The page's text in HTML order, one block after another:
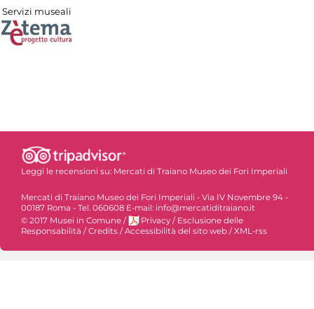
Servizi museali
Leggi le recensioni su: Mercati di Traiano Museo dei Fori Imperiali
Mercati di Traiano Museo dei Fori Imperiali - Via IV Novembre 94 -
00187 Roma - Tel. 060608 E-mail: info@mercatiditraiano.it
© 2017 Musei in Comune / Privacy / Esclusione delle
Responsabilità / Credits / Accessibilità del sito web / XML-rss